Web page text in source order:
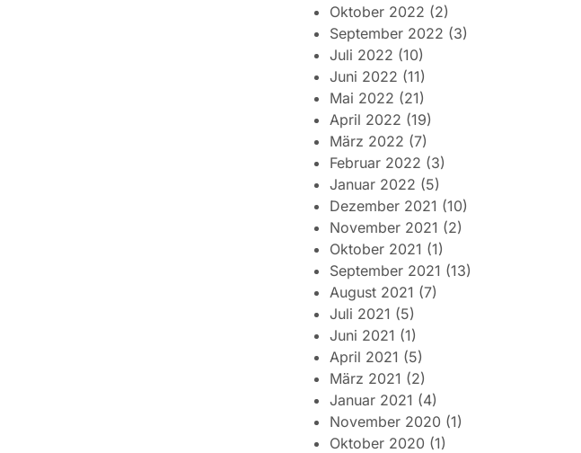
Oktober 2022 (2)
September 2022 (3)
Juli 2022 (10)
Juni 2022 (11)
Mai 2022 (21)
April 2022 (19)
März 2022 (7)
Februar 2022 (3)
Januar 2022 (5)
Dezember 2021 (10)
November 2021 (2)
Oktober 2021 (1)
September 2021 (13)
August 2021 (7)
Juli 2021 (5)
Juni 2021 (1)
April 2021 (5)
März 2021 (2)
Januar 2021 (4)
November 2020 (1)
Oktober 2020 (1)